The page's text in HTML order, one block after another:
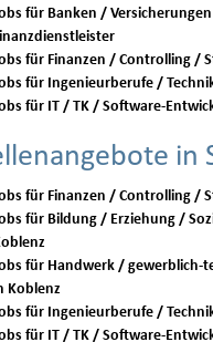
für Banken /
für Finanzen / Controlling /
für Ingenieurberufe /
für IT / TK / Software-
in
für Bildung / Erziehung /
für Handwerk / gewerblich-
Koblenz